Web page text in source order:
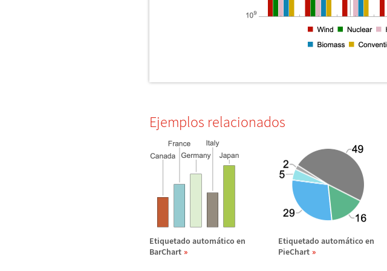
Ejemplos relacionados
Etiquetado automático en
BarChart
Etiquetado automático en
PieChart